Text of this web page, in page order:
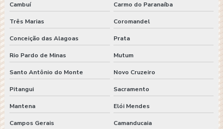
Cambuí Carmo do Paranaíba
Três Marias Coromandel
Conceição das Alagoas Prata
Rio Pardo de Minas Mutum
Santo Antônio do Monte Novo Cruzeiro
Pitangui Sacramento
Mantena Elói Mendes
Campos Gerais Camanducaia